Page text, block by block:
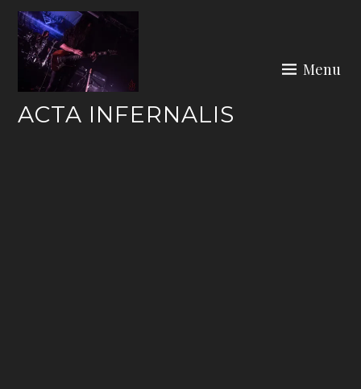
Skip
content
ACTA INFERNALIS
Menu